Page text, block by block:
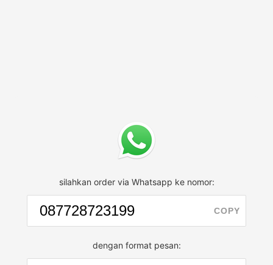
silahkan order via Whatsapp ke nomor:
COPY
dengan format pesan: